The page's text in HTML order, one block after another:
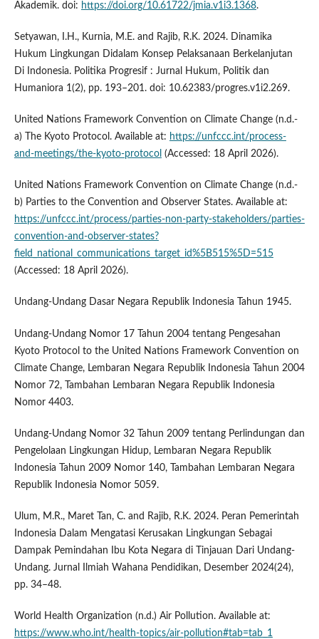
Akademik. doi: https://doi.org/10.61722/jmia.v1i3.1368.
Setyawan, I.H., Kurnia, M.E. and Rajib, R.K. 2024. Dinamika
Hukum Lingkungan Didalam Konsep Pelaksanaan Berkelanjutan
Di Indonesia. Politika Progresif : Jurnal Hukum, Politik dan
Humaniora 1(2), pp. 193–201. doi: 10.62383/progres.v1i2.269.
United Nations Framework Convention on Climate Change (n.d.-
a) The Kyoto Protocol. Available at: https://unfccc.int/process-
and-meetings/the-kyoto-protocol (Accessed: 18 April 2026).
United Nations Framework Convention on Climate Change (n.d.-
b) Parties to the Convention and Observer States. Available at:
https://unfccc.int/process/parties-non-party-stakeholders/parties-
convention-and-observer-states?
field_national_communications_target_id%5B515%5D=515
(Accessed: 18 April 2026).
Undang-Undang Dasar Negara Republik Indonesia Tahun 1945.
Undang-Undang Nomor 17 Tahun 2004 tentang Pengesahan
Kyoto Protocol to the United Nations Framework Convention on
Climate Change, Lembaran Negara Republik Indonesia Tahun 2004
Nomor 72, Tambahan Lembaran Negara Republik Indonesia
Nomor 4403.
Undang-Undang Nomor 32 Tahun 2009 tentang Perlindungan dan
Pengelolaan Lingkungan Hidup, Lembaran Negara Republik
Indonesia Tahun 2009 Nomor 140, Tambahan Lembaran Negara
Republik Indonesia Nomor 5059.
Ulum, M.R., Maret Tan, C. and Rajib, R.K. 2024. Peran Pemerintah
Indonesia Dalam Mengatasi Kerusakan Lingkungan Sebagai
Dampak Pemindahan Ibu Kota Negara di Tinjauan Dari Undang-
Undang. Jurnal Ilmiah Wahana Pendidikan, Desember 2024(24),
pp. 34–48.
World Health Organization (n.d.) Air Pollution. Available at:
https://www.who.int/health-topics/air-pollution#tab=tab_1